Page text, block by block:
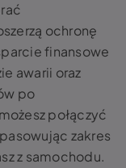
ochronę
finansowe
awarii oraz
po
połączyć
zakres
z samochodu.